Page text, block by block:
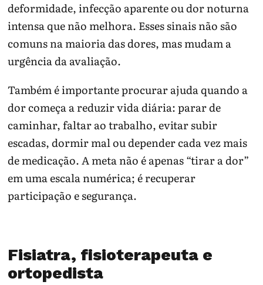
deformidade, infecção aparente ou dor noturna
intensa que não melhora. Esses sinais não são
comuns na maioria das dores, mas mudam a
urgência da avaliação.
Também é importante procurar ajuda quando a
dor começa a reduzir vida diária: parar de
caminhar, faltar ao trabalho, evitar subir
escadas, dormir mal ou depender cada vez mais
de medicação. A meta não é apenas “tirar a dor”
em uma escala numérica; é recuperar
participação e segurança.
Fisiatra, fisioterapeuta e
ortopedista